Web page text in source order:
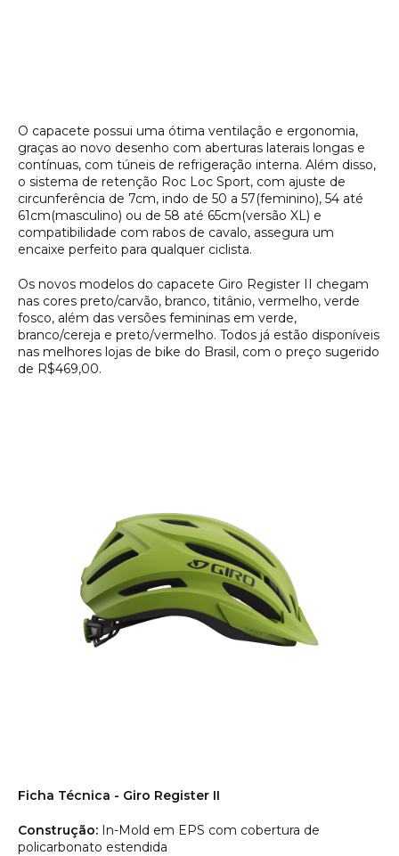
O capacete possui uma ótima ventilação e ergonomia,
graças ao novo desenho com aberturas laterais longas e
contínuas, com túneis de refrigeração interna. Além disso,
o sistema de retenção Roc Loc Sport, com ajuste de
circunferência de 7cm, indo de 50 a 57(feminino), 54 até
61cm(masculino) ou de 58 até 65cm(versão XL) e
compatibilidade com rabos de cavalo, assegura um
encaixe perfeito para qualquer ciclista.
Os novos modelos do capacete Giro Register II chegam
nas cores preto/carvão, branco, titânio, vermelho, verde
fosco, além das versões femininas em verde,
branco/cereja e preto/vermelho. Todos já estão disponíveis
nas melhores lojas de bike do Brasil, com o preço sugerido
de R$469,00.
Ficha Técnica - Giro Register II
Construção: In-Mold em EPS com cobertura de
policarbonato estendida